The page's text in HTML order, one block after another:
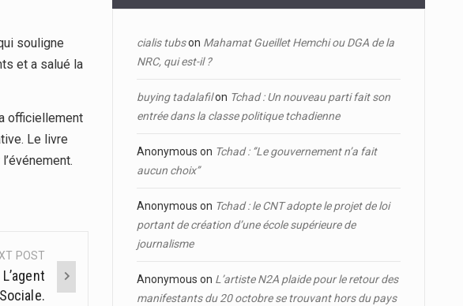
souligne
et a salué la
officiellement
Le livre
POST
cialis tubson Mahamat Gueillet Hemchi ou DGA de la
NRC, qui est-il ?
buying tadalafilon Tchad : Un nouveau parti fait son
entrée dans la classe politique tchadienne
Anonymous on Tchad : ‘’Le gouvernement n’a fait
aucun choix’’
Anonymous on Tchad : le CNT adopte le projet de loi
portant de création d’une école supérieure de
journalisme
Anonymous on L’artiste N2A plaide pour le retour des
manifestants du 20 octobre se trouvant hors du pays